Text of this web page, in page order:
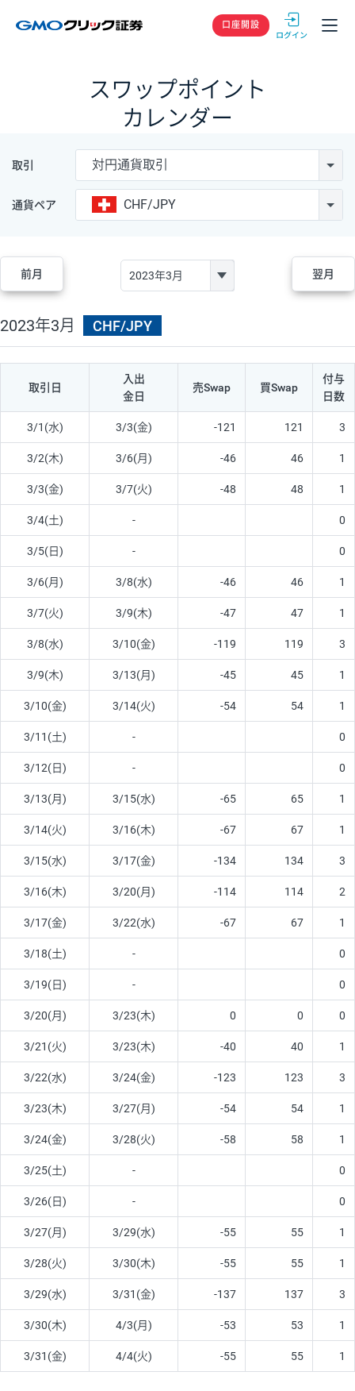
GMOクリック
口座開設
スワップポイント
カレンダー
取引 対円通貨取引
通貨ペア CHF/JPY
前月 翌月
2023年3月 CHF/JPY
取引日
入出
金日
売Swap 買Swap
付与
日数
3/1(水) 3/3(金) -121 121 3
3/2(木) 3/6(月) -46 46 1
3/3(金) 3/7(火) -48 48 1
3/4(土) - 0
3/5(日) - 0
3/6(月) 3/8(水) -46 46 1
3/7(火) 3/9(木) -47 47 1
3/8(水) 3/10(金) -119 119 3
3/9(木) 3/13(月) -45 45 1
3/10(金) 3/14(火) -54 54 1
3/11(土) - 0
3/12(日) - 0
3/13(月) 3/15(水) -65 65 1
3/14(火) 3/16(木) -67 67 1
3/15(水) 3/17(金) -134 134 3
3/16(木) 3/20(月) -114 114 2
3/17(金) 3/22(水) -67 67 1
3/18(土) - 0
3/19(日) - 0
3/20(月) 3/23(木) 0 0 0
3/21(火) 3/23(木) -40 40 1
3/22(水) 3/24(金) -123 123 3
3/23(木) 3/27(月) -54 54 1
3/24(金) 3/28(火) -58 58 1
3/25(土) - 0
3/26(日) - 0
3/27(月) 3/29(水) -55 55 1
3/28(火) 3/30(木) -55 55 1
3/29(水) 3/31(金) -137 137 3
3/30(木) 4/3(月) -53 53 1
3/31(金) 4/4(火) -55 55 1